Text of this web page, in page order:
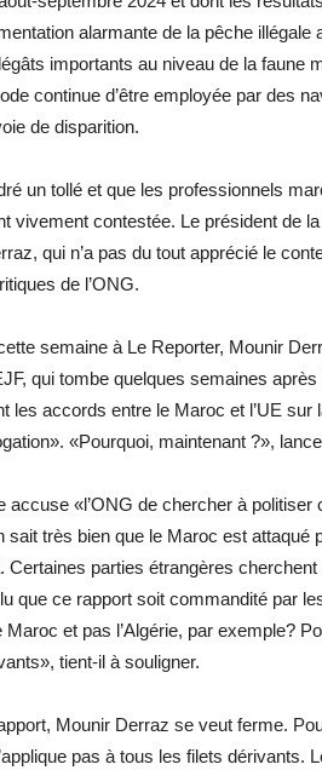
alarmante de la pêche illégale
importants au niveau de la faune
continue d’être employée par des
de disparition.
un tollé et que les professionnels
vivement contestée. Le président de
qui n’a pas du tout apprécié le
de l’ONG.
semaine à Le Reporter, Mounir
qui tombe quelques semaines
les accords entre le Maroc et l’UE
«Pourquoi, maintenant ?»,
accuse «l’ONG de chercher à
sait très bien que le Maroc est attaqué
Certaines parties étrangères
que ce rapport soit commandité par
et pas l’Algérie, par exemple?
tient-il à souligner.
Mounir Derraz se veut ferme.
pas à tous les filets dérivants.